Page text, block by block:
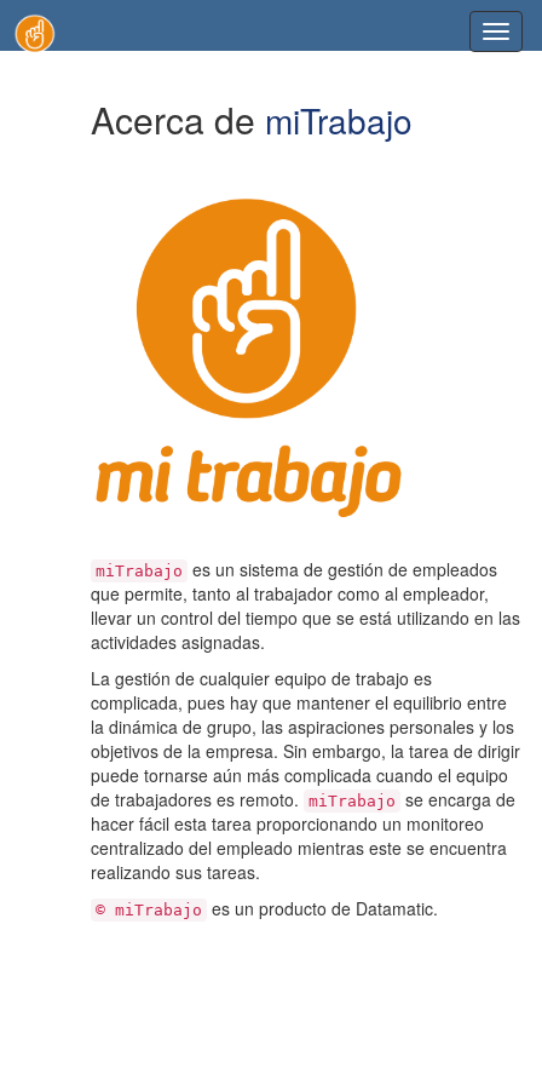
Acerca de miTrabajo
miTrabajo es un sistema de gestión de empleados
que permite, tanto al trabajador como al empleador,
llevar un control del tiempo que se está utilizando en las
actividades asignadas.
La gestión de cualquier equipo de trabajo es
complicada, pues hay que mantener el equilibrio entre
la dinámica de grupo, las aspiraciones personales y los
objetivos de la empresa. Sin embargo, la tarea de dirigir
puede tornarse aún más complicada cuando el equipo
de trabajadores es remoto. miTrabajo se encarga de
hacer fácil esta tarea proporcionando un monitoreo
centralizado del empleado mientras este se encuentra
realizando sus tareas.
© miTrabajo es un producto de Datamatic.